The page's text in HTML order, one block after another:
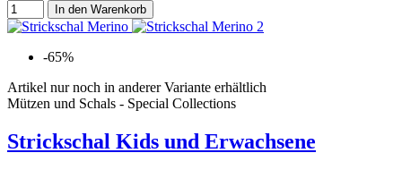
In den Warenkorb
-65%
Artikel nur noch in anderer Variante erhältlich
Mützen und Schals - Special Collections
Strickschal Kids und Erwachsene